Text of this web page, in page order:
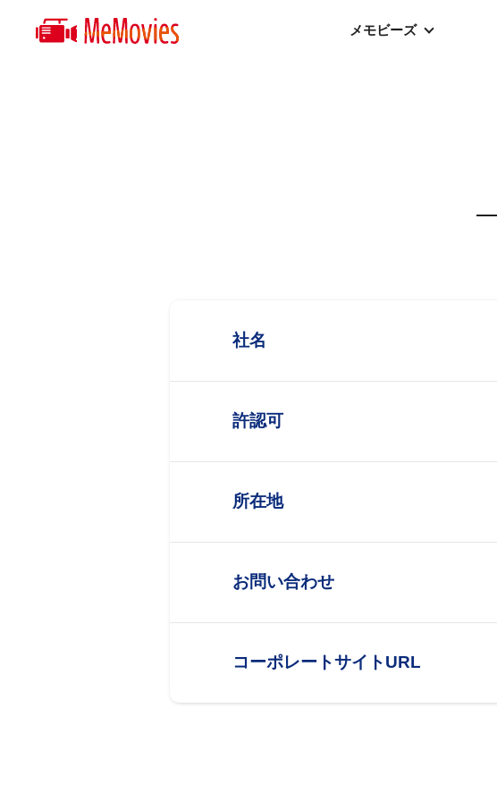
メモビーズ
社名
許認可
所在地
お問い合わせ
コーポレートサイトURL